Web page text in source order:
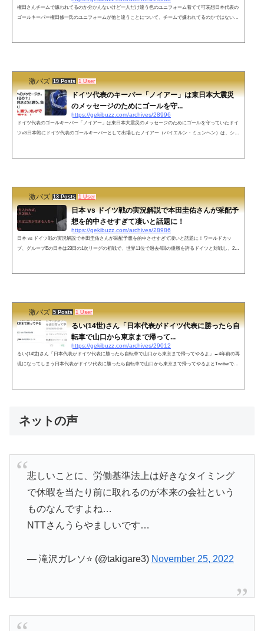
権田さんチームで嫌われてるのか分かんないけど一人だけ違う色のユニフォーム着てて可哀想日本代表の
ゴールキーパー権田修一氏のユニフォームが他と違うことについて、チームで嫌われてるのかではないか
激バズ 19 Posts 1 User
ドイツ代表のキーパー「ノイアー」は東日本大震災
のメッセージのためにゴールを守...
https://gekibuzz.com/archives/28996
ドイツ代表のゴールキーパー「ノイアー」は東日本大震災のメッセージのためにゴールを守っていたドイ
ツvS日本戦にドイツ代表のゴールキーパーとして出場したノイアー（バイエルン・ミュンヘン）は、シャ
激バズ 13 Posts 1 User
日本 vs ドイツ戦の実況解説で本田圭佑さんが采配予
想を的中させすぎて凄いと話題に！
https://gekibuzz.com/archives/28986
日本 vs ドイツ戦の実況解説で本田圭佑さんが采配予想を的中させすぎて凄いと話題に！ワールドカッ
プ、グループEの日本は23日の1次リーグの初戦で、世界11位で過去4回の優勝を誇るドイツと対戦し、2対
激バズ 5 Posts 1 User
るい(14世)さん「日本代表がドイツ代表に勝ったら自
転車で山口から東京まで帰って...
https://gekibuzz.com/archives/29012
るい(14世)さん「日本代表がドイツ代表に勝ったら自転車で山口から東京まで帰ってやるよ」→4年前の再
現になってしまう日本代表がドイツ代表に勝ったら自転車で山口から東京まで帰ってやるよとTwitterで発
ネットの声
悲しいことに、労働基準法上は好きなタイミング
で休暇を当たり前に取れるのが本来の会社という
ものなんですよね…
NTTさんうらやましいです…
— 滝沢ガレソ⭐ (@takigare3) November 25, 2022